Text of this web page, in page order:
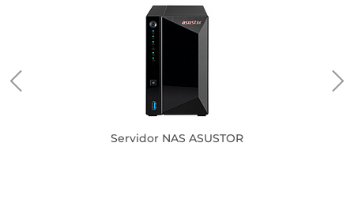
Servidor NAS ASUSTOR